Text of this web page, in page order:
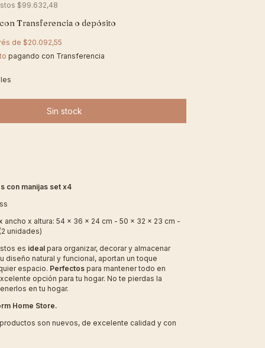
$99.632,48
conTransferencia o depósito
de $20.092,55
pagando con Transferencia
con manijas set x4
ancho x altura: 54 x 36 x 24 cm - 50 x 32 x 23 cm -
unidades)
es ideal para organizar, decorar y almacenar
diseño natural y funcional, aportan un toque
espacio. Perfectos para mantener todo en
opción para tu hogar. No te pierdas la
en tu hogar.
Home Store.
son nuevos, de excelente calidad y con